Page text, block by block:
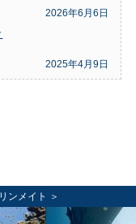
2026年6月6日
2025年4月9日
ンメイト ＞